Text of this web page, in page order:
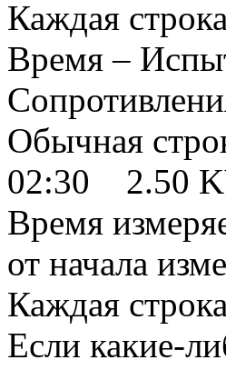
Каждая
Время –
Обычная
02:30
2.50
Время
от начала
Каждая
Если какие-